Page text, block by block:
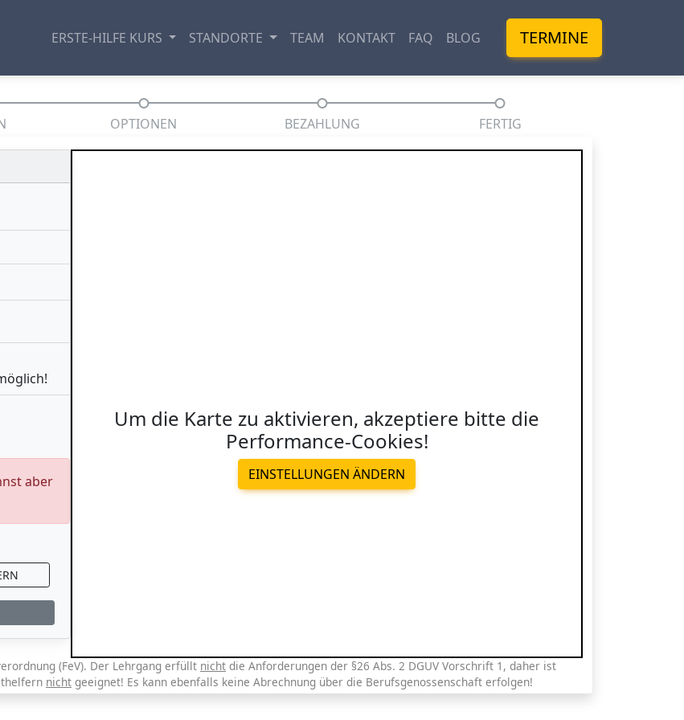
ERSTE-HILFE KURS STANDORTE TEAM KONTAKT FAQ BLOG TERMINE
OPTIONEN BEZAHLUNG FERTIG
aber
Um die Karte zu aktivieren, akzeptiere bitte die
Performance-Cookies!
EINSTELLUNGEN ÄNDERN
(FeV). Der Lehrgang erfüllt nicht die Anforderungen der §26 Abs. 2 DGUV Vorschrift 1, daher ist
nicht geeignet! Es kann ebenfalls keine Abrechnung über die Berufsgenossenschaft erfolgen!